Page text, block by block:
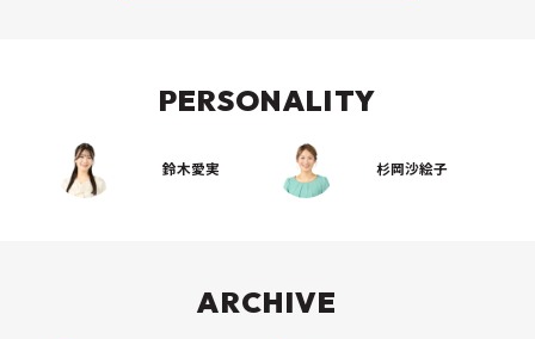
PERSONALITY
鈴木愛実 杉岡沙絵子
ARCHIVE